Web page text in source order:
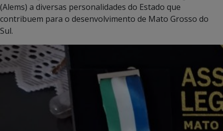
(Alems) a diversas personalidades do Estado que
contribuem para o desenvolvimento de Mato Grosso do
Sul.